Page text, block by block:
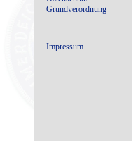
Grundverordnung
Impressum